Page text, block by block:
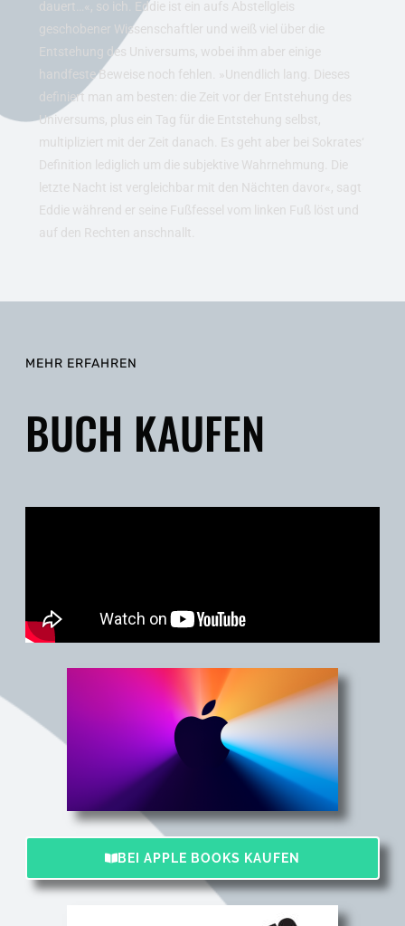
dauert…«, so ich. Eddie ist ein aufs Abstellgleis
geschobener Wissenschaftler und weiß viel über die
Entstehung des Universums, wobei ihm aber einige
handfeste Beweise noch fehlen. »Unendlich lang. Dieses
definiert man am besten: die Zeit vor der Entstehung des
Universums, plus ein Tag für die Entstehung selbst,
multipliziert mit der Zeit danach. Es geht aber bei Sokrates‘
Definition lediglich um die subjektive Wahrnehmung. Die
letzte Nacht ist vergleichbar mit den Nächten davor«, sagt
Eddie während er seine Fußfessel vom linken Fuß löst und
auf den Rechten anschnallt.
MEHR ERFAHREN
BUCH KAUFEN
BEI APPLE BOOKS KAUFEN